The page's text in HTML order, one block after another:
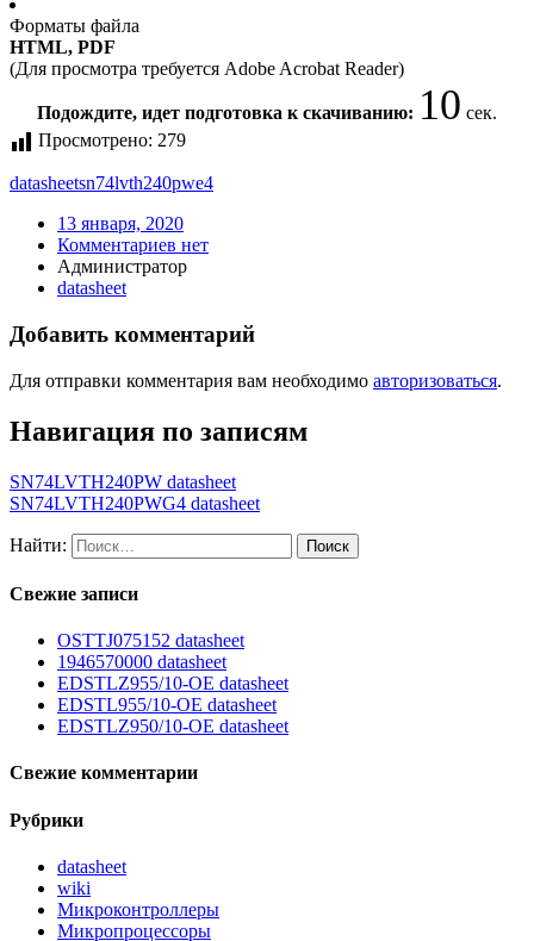
Форматы файла
HTML, PDF
(Для просмотра требуется Adobe Acrobat Reader)
Подождите, идет подготовка к скачиванию: 10 сек.
Просмотрено: 279
datasheetsn74lvth240pwe4
13 января, 2020
Комментариев нет
Администратор
datasheet
Добавить комментарий
Для отправки комментария вам необходимо авторизоваться.
Навигация по записям
SN74LVTH240PW datasheet
SN74LVTH240PWG4 datasheet
Найти:
Свежие записи
OSTTJ075152 datasheet
1946570000 datasheet
EDSTLZ955/10-OE datasheet
EDSTL955/10-OE datasheet
EDSTLZ950/10-OE datasheet
Свежие комментарии
Рубрики
datasheet
wiki
Микроконтроллеры
Микропроцессоры